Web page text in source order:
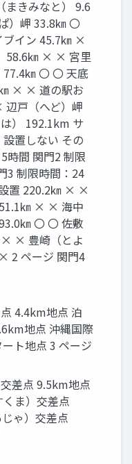
まきみなと） 9.6
）岬 33.8㎞ 〇
ブイン 45.7㎞ ×
58.6㎞ × × 宮里
77.4㎞ 〇 〇 天底
㎞ × × 道の駅お
戸（へど）岬
） 192.1km サ
置しない その
時間 関門2 制限
3 制限時間：24
置 220.2㎞ × ×
㎞ × × 海中
㎞ 〇 〇 佐敷
× × 豊崎（とよ
2 ページ 関門4
4.4km地点 泊
地点 沖縄国際
ト地点 3 ページ
差点 9.5km地点
ま）交差点
ゃ）交差点